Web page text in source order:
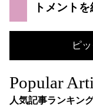
トメント
ピ
Popular
人気記事ランキン